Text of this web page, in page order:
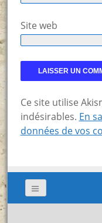
Site web
Ce site utilise
indésirables. En
données de vos